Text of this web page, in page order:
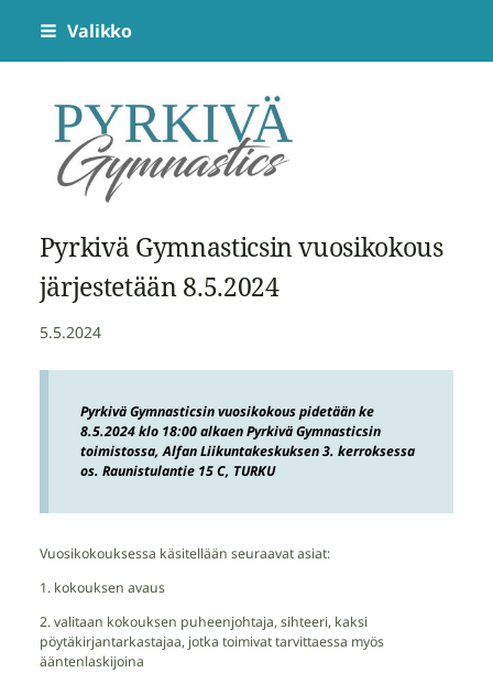
Siirry
sivun
sisältöön
Valikko
Pyrkivä Gymnastics
Pyrkivä Gymnasticsin vuosikokous
järjestetään 8.5.2024
5.5.2024
Pyrkivä Gymnasticsin vuosikokous pidetään ke
8.5.2024 klo 18:00 alkaen Pyrkivä Gymnasticsin
toimistossa, Alfan Liikuntakeskuksen 3. kerroksessa
os. Raunistulantie 15 C, TURKU
Vuosikokouksessa käsitellään seuraavat asiat:
1. kokouksen avaus
2. valitaan kokouksen puheenjohtaja, sihteeri, kaksi
pöytäkirjantarkastajaa, jotka toimivat tarvittaessa myös
ääntenlaskijoina